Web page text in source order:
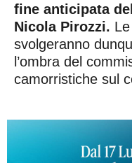
fine anticipata
Nicola Pirozzi.
svolgeranno
l’ombra del
camorristiche sul